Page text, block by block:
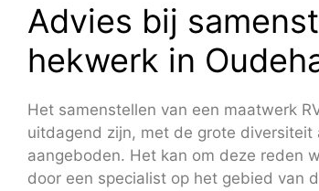
Advies bij
hekwerk in
Het samenstellen van een maatwerk
uitdagend zijn, met de grote
aangeboden. Het kan om deze reden
door een specialist op het gebied van